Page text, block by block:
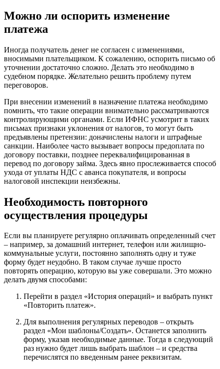
Можно ли оспорить изменение
платежа
Иногда получатель денег не согласен с изменениями,
вносимыми плательщиком. К сожалению, оспорить письмо об
уточнении достаточно сложно. Делать это необходимо в
судебном порядке. Желательно решить проблему путем
переговоров.
При внесении изменений в назначение платежа необходимо
помнить, что такие операции внимательно рассматриваются
контролирующими органами. Если ИФНС усмотрит в таких
письмах признаки уклонения от налогов, то могут быть
предъявлены претензии: доначислены налоги и штрафные
санкции. Наиболее часто вызывает вопросы предоплата по
договору поставки, позднее переквалифицированная в
перевод по договору займа. Здесь явно прослеживается способ
ухода от уплаты НДС с аванса покупателя, и вопросы
налоговой инспекции неизбежны.
Необходимость повторного
осуществления процедуры
Если вы планируете регулярно оплачивать определенный счет
– например, за домашний интернет, телефон или жилищно-
коммунальные услуги, постоянно заполнять одну и туже
форму будет неудобно. В таком случае лучше просто
повторять операцию, которую вы уже совершали. Это можно
делать двумя способами:
Перейти в раздел «История операций» и выбрать пункт
«Повторить платеж».
Для выполнения регулярных переводов – открыть
раздел «Мои шаблоны/Создать». Останется заполнить
форму, указав необходимые данные. Тогда в следующий
раз нужно будет лишь выбрать шаблон – и средства
перечислятся по введенным ранее реквизитам.